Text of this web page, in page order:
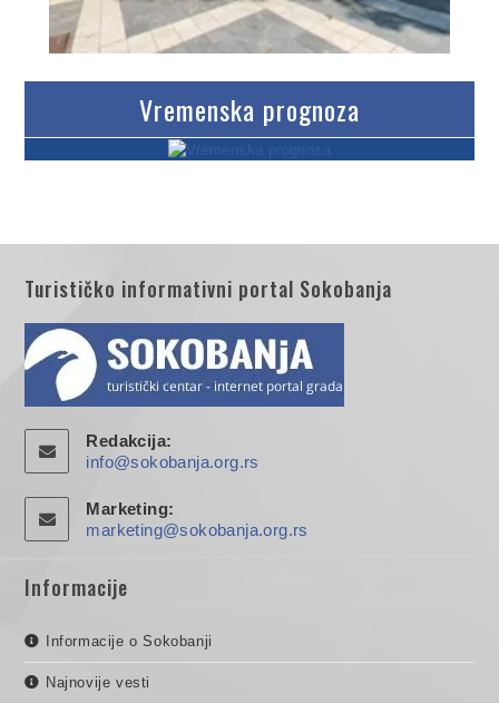
Vremenska prognoza
Turističko informativni portal Sokobanja
Redakcija:
info@sokobanja.org.rs
Marketing:
marketing@sokobanja.org.rs
Informacije
Informacije o Sokobanji
Najnovije vesti